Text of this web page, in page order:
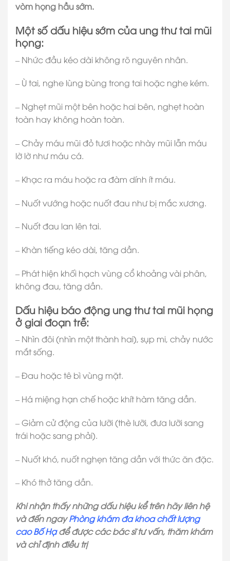
vòm họng hầu sớm.
Một số dấu hiệu sớm của ung thư tai mũi
họng:
– Nhức đầu kéo dài không rõ nguyên nhân.
– Ù tai, nghe lùng bùng trong tai hoặc nghe kém.
– Nghẹt mũi một bên hoặc hai bên, nghẹt hoàn
toàn hay không hoàn toàn.
– Chảy máu mũi đỏ tươi hoặc nhày mũi lẫn máu
lờ lờ như máu cá.
– Khạc ra máu hoặc ra đàm dính ít máu.
– Nuốt vướng hoặc nuốt đau như bị mắc xương.
– Nuốt đau lan lên tai.
– Khàn tiếng kéo dài, tăng dần.
– Phát hiện khối hạch vùng cổ khoảng vài phân,
không đau, tăng dần.
Dấu hiệu báo động ung thư tai mũi họng
ở giai đoạn trễ:
– Nhìn đôi (nhìn một thành hai), sụp mi, chảy nước
mắt sống.
– Đau hoặc tê bì vùng mặt.
– Há miệng hạn chế hoặc khít hàm tăng dần.
– Giảm cử động của lưỡi (thè lưỡi, đưa lưỡi sang
trái hoặc sang phải).
– Nuốt khó, nuốt nghẹn tăng dần với thức ăn đặc.
– Khó thở tăng dần.
Khi nhận thấy những dấu hiệu kể trên hãy liên hệ
và đến ngayPhòng khám đa khoa chất lượng
cao Bố Hạđể được các bác sĩ tư vấn, thăm khám
và chỉ định điều trị